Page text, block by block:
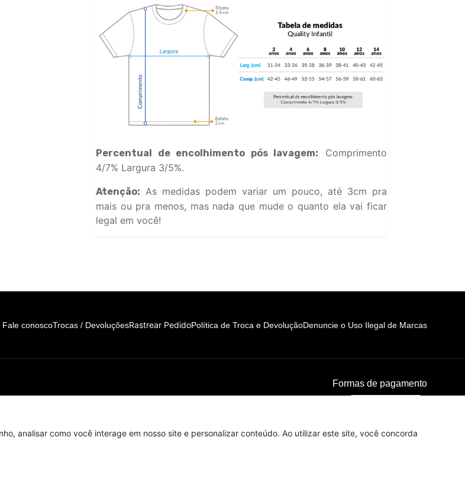
Percentual de encolhimento pós lavagem:
Comprimento
4/7% Largura 3/5%.
Atenção: As medidas podem variar um pouco, até 3cm pra
mais ou pra menos, mas nada que mude o quanto ela vai ficar
legal em você!
analisar como você interage em nosso site e personalizar conteúdo. Ao utilizar este site, você concorda
Fale conoscoTrocas / DevoluçõesRastrear PedidoPolítica de Troca e DevoluçãoDenuncie o Uso Ilegal de Marcas
Formas de pagamento